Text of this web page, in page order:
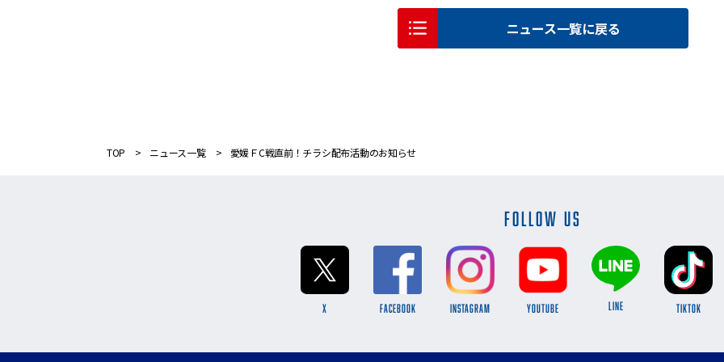
ニュース一覧に戻る
TOP ニュース一覧 愛媛ＦC戦直前！チラシ配布活動のお知らせ
FOLLOW US
X FACEBOOK INSTAGRAM YOUTUBE LINE TikTok